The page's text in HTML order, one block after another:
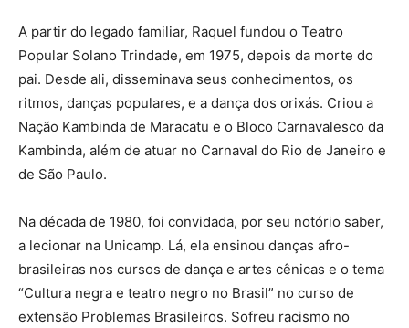
A partir do legado familiar, Raquel fundou o Teatro
Popular Solano Trindade, em 1975, depois da morte do
pai. Desde ali, disseminava seus conhecimentos, os
ritmos, danças populares, e a dança dos orixás. Criou a
Nação Kambinda de Maracatu e o Bloco Carnavalesco da
Kambinda, além de atuar no Carnaval do Rio de Janeiro e
de São Paulo.
Na década de 1980, foi convidada, por seu notório saber,
a lecionar na Unicamp. Lá, ela ensinou danças afro-
brasileiras nos cursos de dança e artes cênicas e o tema
“Cultura negra e teatro negro no Brasil” no curso de
extensão Problemas Brasileiros. Sofreu racismo no